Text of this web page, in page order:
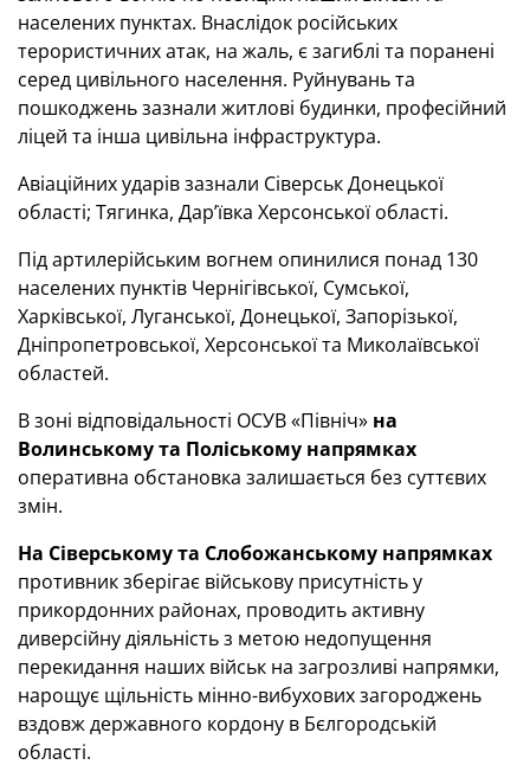
населених пунктах. Внаслідок російських
терористичних атак, на жаль, є загиблі та поранені
серед цивільного населення. Руйнувань та
пошкоджень зазнали житлові будинки, професійний
ліцей та інша цивільна інфраструктура.
Авіаційних ударів зазнали Сіверськ Донецької
області; Тягинка, Дар’ївка Херсонської області.
Під артилерійським вогнем опинилися понад 130
населених пунктів Чернігівської, Сумської,
Харківської, Луганської, Донецької, Запорізької,
Дніпропетровської, Херсонської та Миколаївської
областей.
В зоні відповідальності ОСУВ «Північ» на
Волинському та Поліському напрямках
оперативна обстановка залишається без суттєвих
змін.
На Сіверському та Слобожанському напрямках
противник зберігає військову присутність у
прикордонних районах, проводить активну
диверсійну діяльність з метою недопущення
перекидання наших військ на загрозливі напрямки,
нарощує щільність мінно-вибухових загороджень
вздовж державного кордону в Бєлгородській
області.